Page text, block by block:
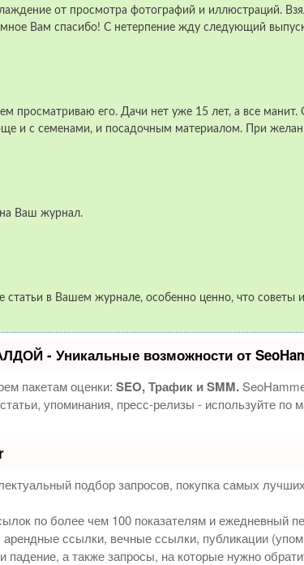
от просмотра фотографий и иллюстраций.
Вам спасибо! С нетерпение жду следующий
просматриваю его. Дачи нет уже 15 лет, а все
и с семенами, и посадочным материалом. При
Ваш журнал.
статьи в Вашем журнале, особенно ценно, что
- Уникальные возможности от
пакетам оценки: SEO, Трафик и SMM.
упоминания, пресс-релизы - используйте
подбор запросов, покупка самых
по более чем 100 показателям и ежедневный
ссылки, вечные ссылки, публикации
а также запросы, на которые нужно